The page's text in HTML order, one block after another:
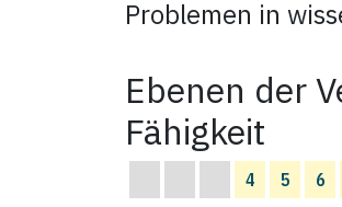
Problemen in
Ebenen der
Fähigkeit
4 5 6